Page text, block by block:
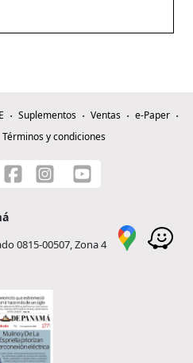
Suplementos Ventas
e-Paper
Términos y condiciones
0815-00507, Zona 4